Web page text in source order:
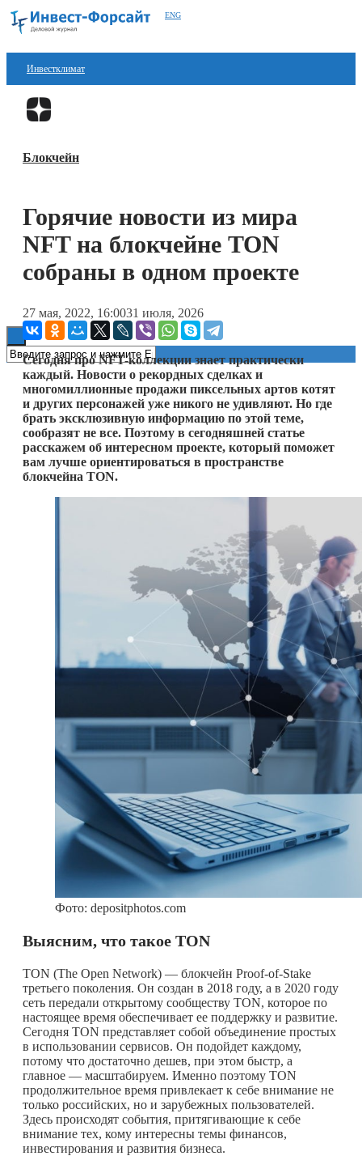
ENG
Инвестклимат
Финансы
Блокчейн
Технологии
Блокчейн
Горячие новости из мира
NFT на блокчейне TON
собраны в одном проекте
27 мая, 2022, 16:0031 июля, 2026
Сегодня про NFT-коллекции знает практически
каждый. Новости о рекордных сделках и
многомиллионные продажи пиксельных артов котят
и других персонажей уже никого не удивляют. Но где
брать эксклюзивную информацию по этой теме,
сообразят не все. Поэтому в сегодняшней статье
расскажем об интересном проекте, который поможет
вам лучше ориентироваться в пространстве
блокчейна TON.
Фото: depositphotos.com
Выясним, что такое TON
TON (The Open Network) — блокчейн Proof-of-Stake
третьего поколения. Он создан в 2018 году, а в 2020 году
сеть передали открытому сообществу TON, которое по
настоящее время обеспечивает ее поддержку и развитие.
Сегодня TON представляет собой объединение простых
в использовании сервисов. Он подойдет каждому,
потому что достаточно дешев, при этом быстр, а
главное — масштабируем. Именно поэтому TON
продолжительное время привлекает к себе внимание не
только российских, но и зарубежных пользователей.
Здесь происходят события, притягивающие к себе
внимание тех, кому интересны темы финансов,
инвестирования и развития бизнеса.